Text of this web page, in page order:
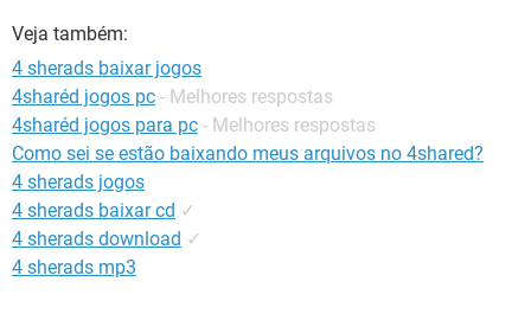
Veja também:
4 sherads baixar jogos
4sharéd jogos pc - Melhores respostas
4sharéd jogos para pc - Melhores respostas
Como sei se estão baixando meus arquivos no 4shared?
4 sherads jogos
4 sherads baixar cd ✓
4 sherads download ✓
4 sherads mp3